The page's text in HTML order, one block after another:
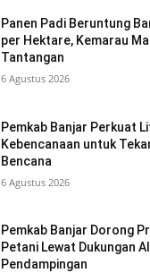
Panen Padi Beruntung
per Hektare, Kemarau
Tantangan
6 Agustus 2026
Pemkab Banjar Perkuat
Kebencanaan untuk
Bencana
6 Agustus 2026
Pemkab Banjar Dorong
Petani Lewat Dukungan
Pendampingan